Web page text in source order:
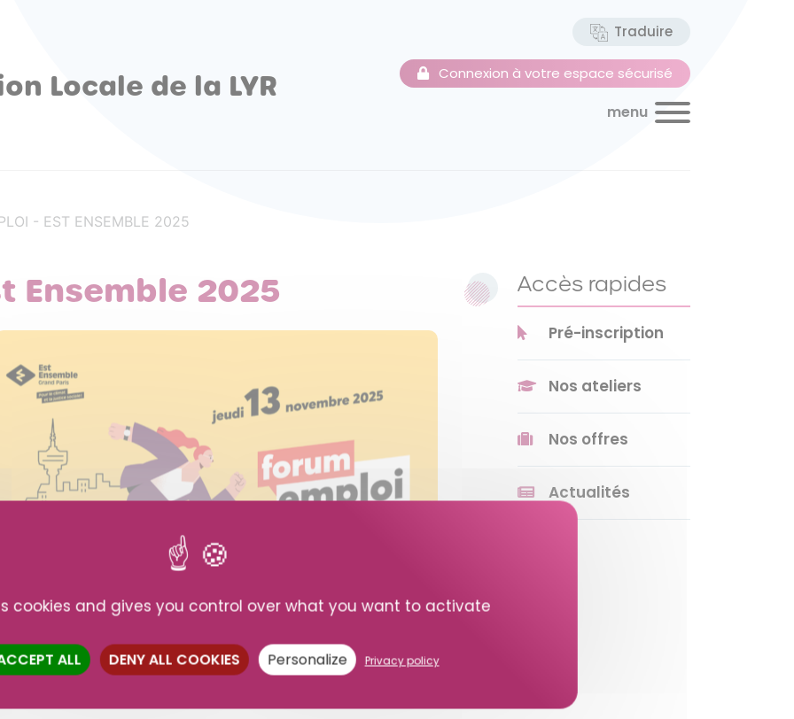
Locale de la LYR
Traduire
Connexion à votre espace sécurisé
menu
- EST ENSEMBLE 2025
Ensemble 2025
secteurs
Accès rapides
Pré-inscription
Nos ateliers
Nos offres
Actualités
cookies and gives you control over what you want to activate
ALL DENY ALL COOKIES Personalize Privacy policy